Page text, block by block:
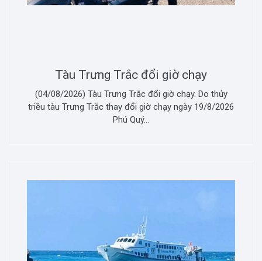
Tàu Trưng Trắc đổi giờ chạy
(04/08/2026) Tàu Trưng Trắc đổi giờ chạy. Do thủy
triều tàu Trưng Trắc thay đổi giờ chạy ngày 19/8/2026
Phú Quý...